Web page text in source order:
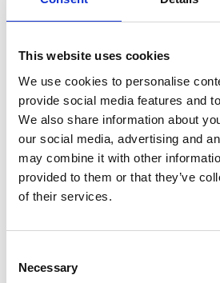
This website uses cookies
We use cookies to personalise
provide social media features and
We also share information about
our social media, advertising and
may combine it with other
provided to them or that they’ve
of their services.
Selection
Necessary
Échelle coulissante 4
plans Solide 4x8 échelons
€836,00 €1.057,72 HT
Afficher le produit